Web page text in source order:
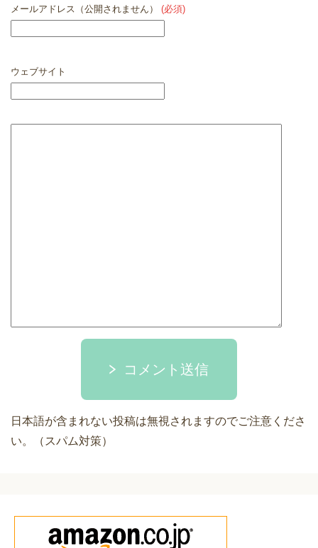
メールアドレス（公開されません） (必須)
ウェブサイト
コメント送信
日本語が含まれない投稿は無視されますのでご注意くださ
い。（スパム対策）